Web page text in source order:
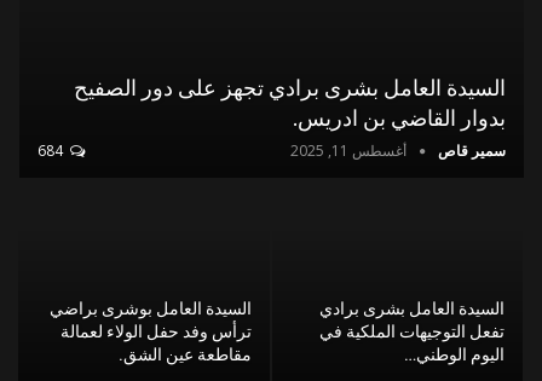
السيدة العامل بشرى برادي تجهز على دور الصفيح
بدوار القاضي بن ادريس.
سمير قاص أغسطس 11, 2025 684
السيدة العامل بشرى برادي
تفعل التوجيهات الملكية في
اليوم الوطني…
السيدة العامل بوشرى براضي
ترأس وفد حفل الولاء لعمالة
مقاطعة عين الشق.